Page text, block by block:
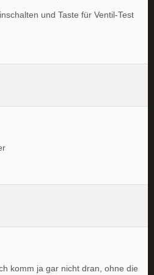
und Taste für Ventil-Test
komm ja gar nicht dran, ohne die